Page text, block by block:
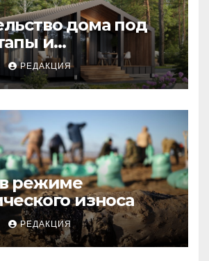
дома под
и
бюджета
РЕДАКЦИЯ
режиме
износа
РЕДАКЦИЯ